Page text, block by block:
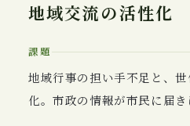
地域交流の活性化
課題
地域行事の担い手不足と、
化。市政の情報が市民に届き